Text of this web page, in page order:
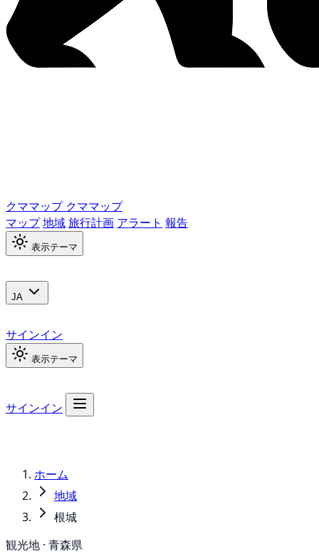
クママップ クママップ
マップ地域旅行計画 アラート 報告
表示テーマ
JA
サインイン
表示テーマ
サインイン
ホーム
地域
根城
観光地 · 青森県